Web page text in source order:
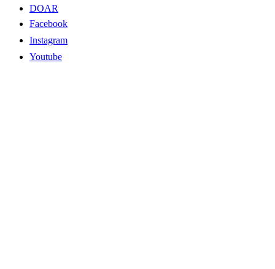
DOAR
Facebook
Instagram
Youtube